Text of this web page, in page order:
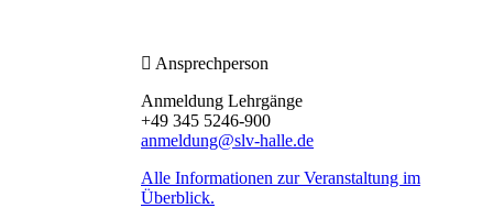
Ansprechperson
Anmeldung Lehrgänge
+49 345 5246-900
anmeldung@slv-halle.de
Alle Informationen zur Veranstaltung im
Überblick.